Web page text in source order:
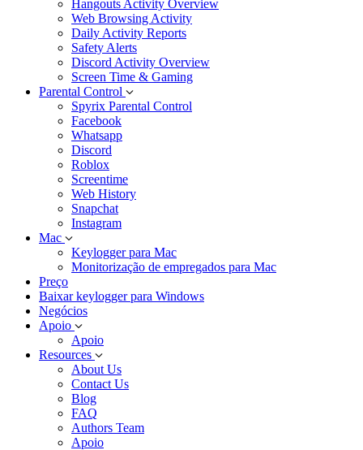
Hangouts Activity Overview
Web Browsing Activity
Daily Activity Reports
Safety Alerts
Discord Activity Overview
Screen Time & Gaming
Parental Control
Spyrix Parental Control
Facebook
Whatsapp
Discord
Roblox
Screentime
Web History
Snapchat
Instagram
Mac
Keylogger para Mac
Monitorização de empregados para Mac
Preço
Baixar keylogger para Windows
Negócios
Apoio
Apoio
Resources
About Us
Contact Us
Blog
FAQ
Authors Team
Apoio